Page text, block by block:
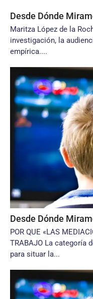
Desde Dónde
Maritza López de la
investigación, la
empírica....
Desde Dónde
POR QUE «LAS
TRABAJO La categoría
para situar la...